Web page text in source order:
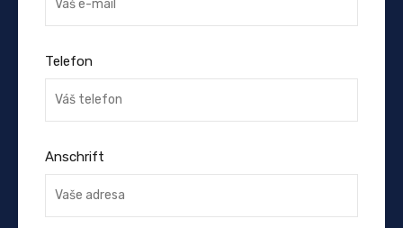
Telefon
Anschrift